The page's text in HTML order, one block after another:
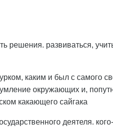
решения. развиваться,
каким и был с самого
окружающих и,
какающего сайгака
деятеля.